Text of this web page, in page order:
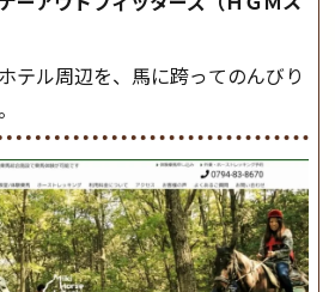
テル周辺を、馬に跨ってのんびり